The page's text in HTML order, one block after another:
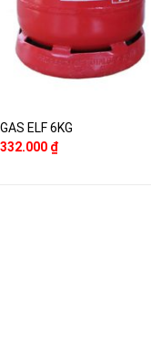
GAS ELF 6KG
332.000 ₫